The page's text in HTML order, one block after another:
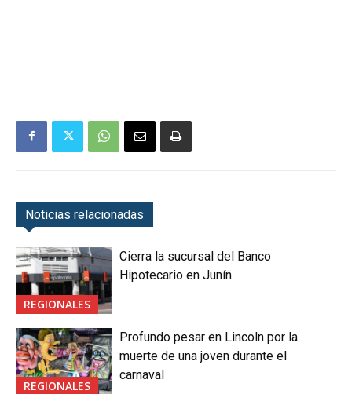
Noticias relacionadas
REGIONALES
Cierra la sucursal del Banco
Hipotecario en Junín
REGIONALES
Profundo pesar en Lincoln por la
muerte de una joven durante el
carnaval